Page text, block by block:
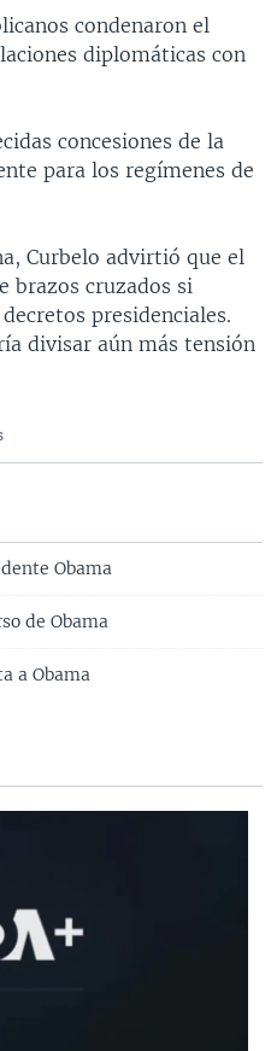
condenaron el
diplomáticas con
concesiones de la
para los regímenes de
Curbelo advirtió que el
brazos cruzados si
presidenciales.
divisar aún más tensión
Obama
de Obama
a Obama